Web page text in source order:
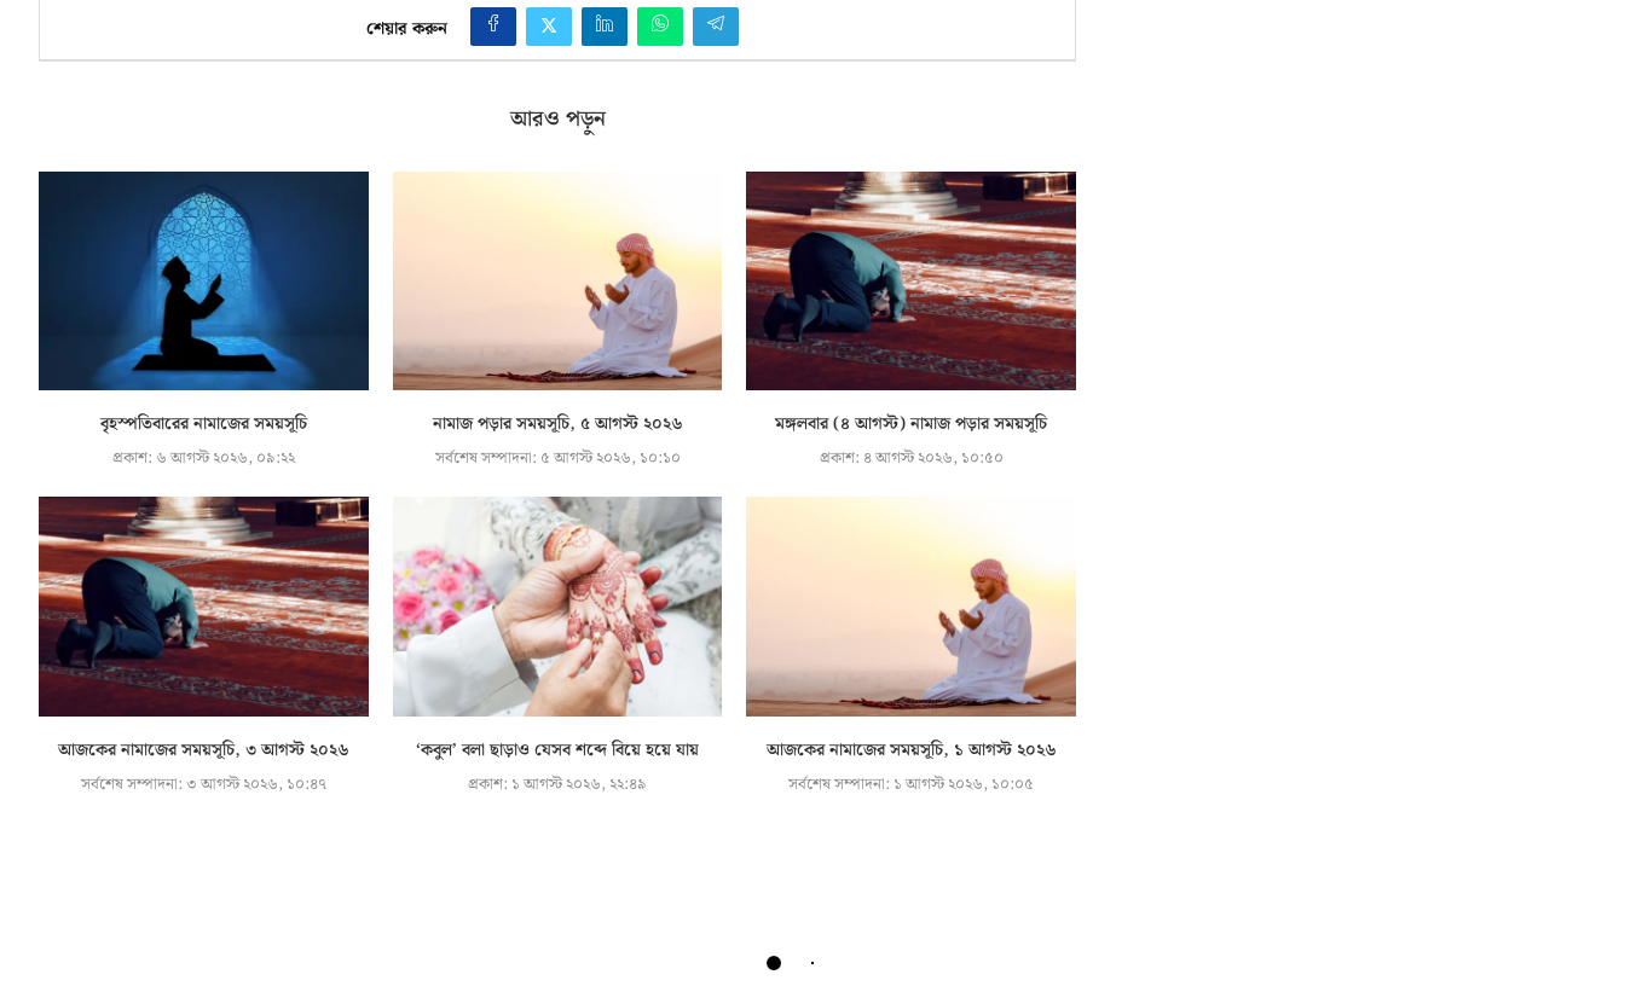
শেয়ার করুন
আরও পড়ুন
বৃহস্পতিবারের নামাজের সময়সূচি
প্রকাশ: ৬ আগস্ট ২০২৬, ০৯:২২
নামাজ পড়ার সময়সূচি, ৫ আগস্ট ২০২৬
সর্বশেষ সম্পাদনা: ৫ আগস্ট ২০২৬, ১০:১০
মঙ্গলবার (৪ আগস্ট) নামাজ পড়ার সময়সূচি
প্রকাশ: ৪ আগস্ট ২০২৬, ১০:৫০
আজকের নামাজের সময়সূচি, ৩ আগস্ট ২০২৬
সর্বশেষ সম্পাদনা:৩ আগস্ট ২০২৬, ১০:৪৭
‘কবুল’ বলা ছাড়াও যেসব শব্দে বিয়ে হয়ে যায়
প্রকাশ: ১ আগস্ট ২০২৬, ২২:৪৯
আজকের নামাজের সময়সূচি, ১ আগস্ট ২০২৬
সর্বশেষ সম্পাদনা: ১ আগস্ট ২০২৬, ১০:০৫